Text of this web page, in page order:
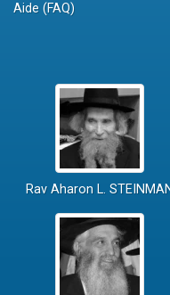
Aide (FAQ)
Rav Aharon L.